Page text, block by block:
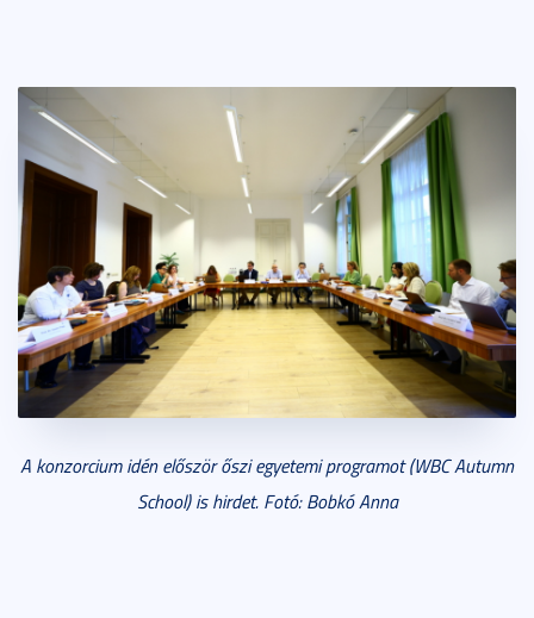
A konzorcium idén először őszi egyetemi programot (WBC Autumn
School) is hirdet. Fotó: Bobkó Anna